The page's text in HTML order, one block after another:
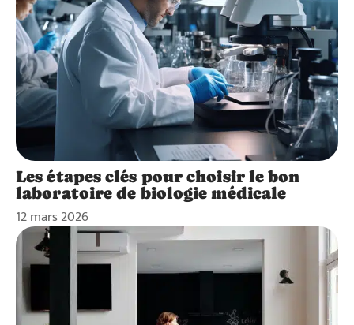
Les étapes clés pour choisir le bon
laboratoire de biologie médicale
12 mars 2026